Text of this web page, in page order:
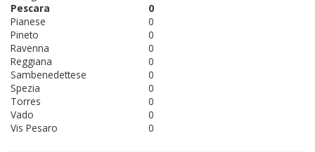
0
Pescara
0
Pianese
0
Pineto
0
Ravenna
0
Reggiana
0
Sambenedettese
0
Spezia
0
Torres
0
Vado
0
Vis Pesaro